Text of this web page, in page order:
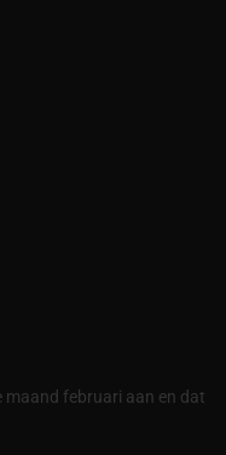
maand februari aan en dat